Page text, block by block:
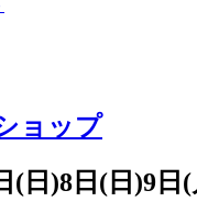
ョップ
(日)8日(日)9